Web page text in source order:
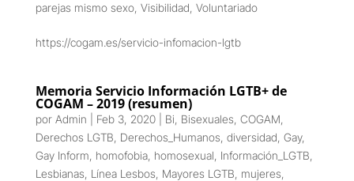
parejas mismo sexo, Visibilidad Voluntariado
https://cogam.es/servicio-infomacion-lgtb
Memoria Servicio Información LGTB+ de
COGAM – 2019 (resumen)
por Admin Feb 3, 2020| Bi Bisexuales COGAM
Derechos LGTB Derechos_Humanos diversidad Gay,
Gay Inform homofobia, homosexual Información_LGTB
Lesbianas Línea Lesbos Mayores LGTB mujeres